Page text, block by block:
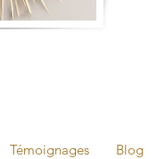
Témoignages Blog